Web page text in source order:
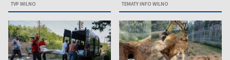
TVP WILNO TEMATY INFO WILNO